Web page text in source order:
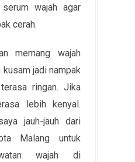
wajah agar
cerah.
memang wajah
jadi nampak
ringan. Jika
lebih kenyal.
jauh-jauh dari
Malang untuk
wajah di